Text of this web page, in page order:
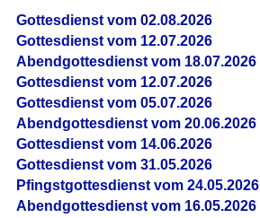
Gottesdienst vom 02.08.2026
Gottesdienst vom 12.07.2026
Abendgottesdienst vom 18.07.2026
Gottesdienst vom 12.07.2026
Gottesdienst vom 05.07.2026
Abendgottesdienst vom 20.06.2026
Gottesdienst vom 14.06.2026
Gottesdienst vom 31.05.2026
Pfingstgottesdienst vom 24.05.2026
Abendgottesdienst vom 16.05.2026